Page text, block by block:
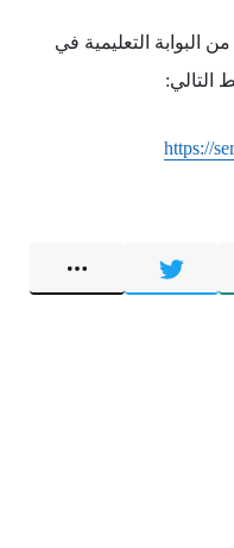
البوابة التعليمية في
التالي:
https://